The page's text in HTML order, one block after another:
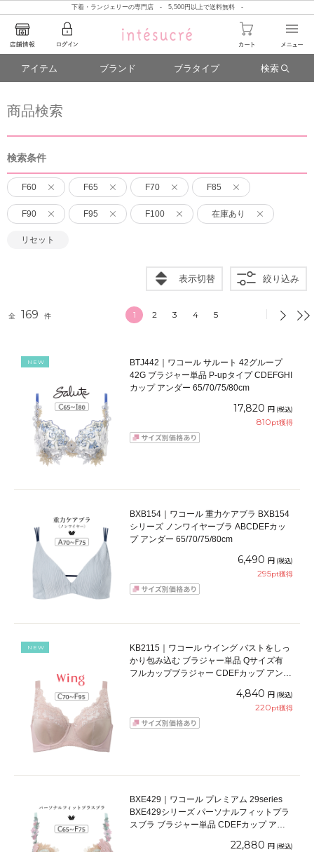
下着・ランジェリーの専門店 - 5,500円以上で送料無料 -
アイテム ブランド ブラタイプ 検索
商品検索
検索条件
F60 F65 F70 F85
F90 F95 F100 在庫あり
リセット
表示切替 絞り込み
全 169 件 1 2 3 4 5
NEW
BTJ442｜ワコール サルート 42グループ
42G ブラジャー単品 P-upタイプ CDEFGHI
カップ アンダー 65/70/75/80cm
17,820 円 (税込)
810pt獲得
BXB154｜ワコール 重力ケアブラ BXB154
シリーズ ノンワイヤーブラ ABCDEFカッ
プ アンダー 65/70/75/80cm
6,490 円 (税込)
295pt獲得
NEW
KB2115｜ワコール ウイング バストをしっ
かり包み込む ブラジャー単品 Qサイズ有
フルカップブラジャー CDEFカップ アンダ
4,840 円 (税込)
220pt獲得
BXE429｜ワコール プレミアム 29series
BXE429シリーズ パーソナルフィットプラ
スブラ ブラジャー単品 CDEFカップ アン
22,880 円 (税込)